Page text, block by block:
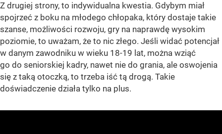
Z drugiej strony, to indywidualna kwestia. Gdybym miał
spojrzeć z boku na młodego chłopaka, który dostaje takie
szanse, możliwości rozwoju, gry na naprawdę wysokim
poziomie, to uważam, że to nic złego. Jeśli widać potencjał
w danym zawodniku w wieku 18-19 lat, można wziąć
go do seniorskiej kadry, nawet nie do grania, ale oswojenia
się z taką otoczką, to trzeba iść tą drogą. Takie
doświadczenie działa tylko na plus.